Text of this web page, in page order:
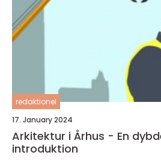
redaktionel
17. January 2024
Arkitektur i Århus - En
introduktion